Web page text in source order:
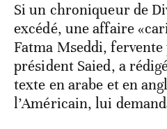
Si un chroniqueur de
excédé, une affaire
Fatma Mseddi,
président Saied, a
texte en arabe et en
l’Américain, lui